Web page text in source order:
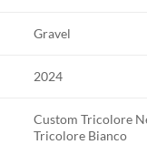
Gravel
2024
Custom Tricolore
Tricolore Bianco